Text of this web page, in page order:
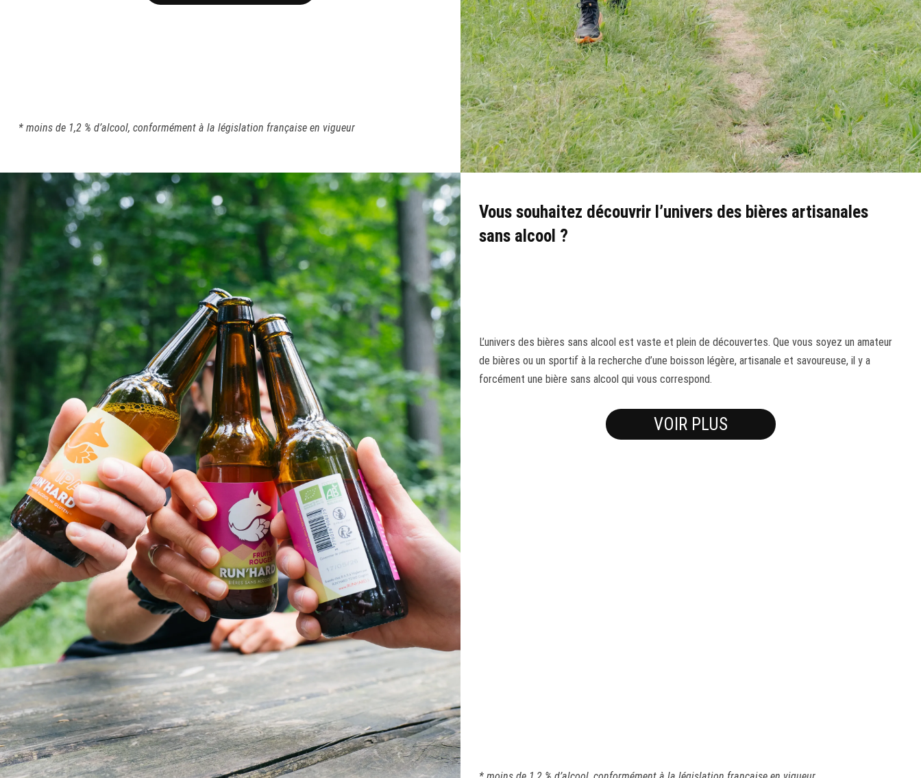
* moins de 1,2 % d’alcool, conformément à la législation française en vigueur
Vous souhaitez découvrir l’univers des bières artisanales
sans alcool ?
L’univers des bières sans alcool est vaste et plein de découvertes. Que vous soyez un amateur
de bières ou un sportif à la recherche d’une boisson légère, artisanale et savoureuse, il y a
forcément une bière sans alcool qui vous correspond.
VOIR PLUS